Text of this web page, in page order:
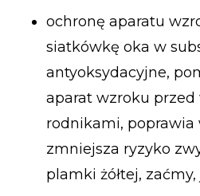
ochronę aparatu
siatkówkę oka w
antyoksydacyjne,
aparat wzroku przed
rodnikami, poprawia
zmniejsza ryzyko
plamki żółtej, zaćmy,